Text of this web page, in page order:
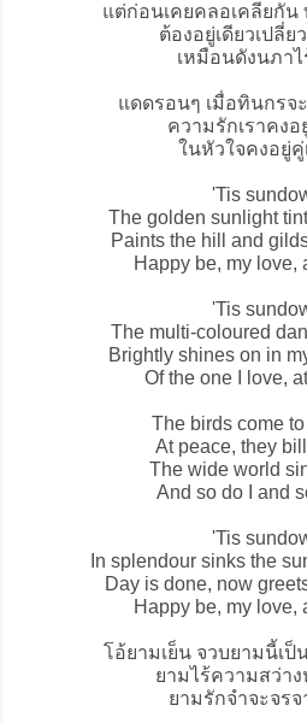
แต่ก่อนเคยคลอเคลียกั
ต้องอยู่เดียวเปลี่
เหมือนดังนภา
แดดรอนๆ เมื่อทินกรจ
ความรักเราคง
ในหัวใจคงอยู่
'Tis
The golden sunlight
Paints the hill and
Happy be, my love,
'Tis
The multi-coloured
Brightly shines on in
Of the one I love,
The birds come
At peace, they
The wide world
And so do I and
'Tis
In splendour sinks the
Day is done, now
Happy be, my love,
โอ้ยามเย็น จวบยามนี้เป็
ยามไร้ความสว่า
ยามรักจำจะจร